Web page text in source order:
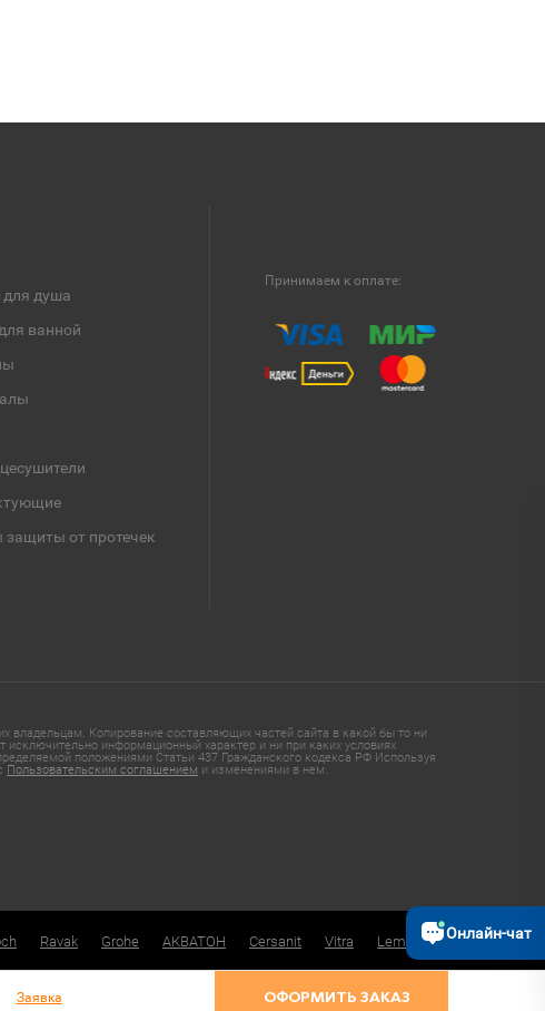
для душа
ванной
защиты от протечек
Принимаем к оплате:
Копирование составляющих частей сайта в какой бы то ни
информационный характер и ни при каких условиях
положениями Статьи 437 Гражданского кодекса РФ Используя
Пользовательским соглашением и изменениями в нем.
Ravak Grohe АКВАТОН Cersanit Vitra Lemark
Заявка ОФОРМИТЬ ЗАКАЗ
Онлайн-чат